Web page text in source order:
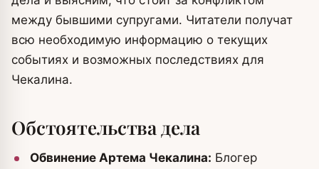
между бывшими супругами. Читатели получат
всю необходимую информацию о текущих
событиях и возможных последствиях для
Чекалина.
Обстоятельства дела
Обвинение Артема Чекалина: Блогер